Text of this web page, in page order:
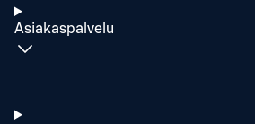
Asiakaspalvelu